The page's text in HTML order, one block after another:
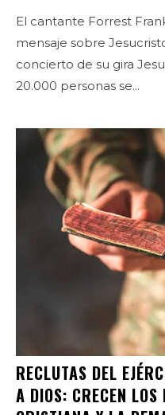
El cantante Forrest
mensaje sobre
concierto de su gira
20.000 personas se...
RECLUTAS DEL
A DIOS: CRECEN